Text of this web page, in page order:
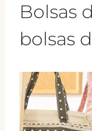
Bolsas
bolsas